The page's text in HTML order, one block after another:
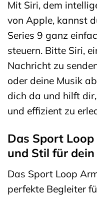
Mit Siri, dem
von Apple, kannst
Series 9 ganz
steuern. Bitte Siri,
Nachricht zu
oder deine Musik
dich da und hilft
und effizient zu
Das Sport
und Stil für
Das Sport Loop
perfekte Begleiter